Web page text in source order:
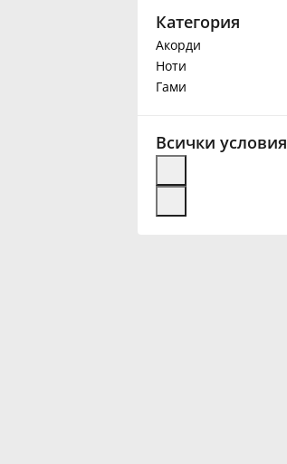
Deutsch
Français
Категория
Акорди
Ноти
Гами
Всички условия